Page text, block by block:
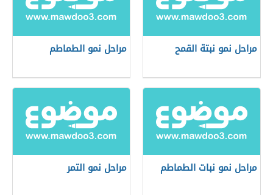
مراحل نمو نبتة القمح مراحل نمو الطماطم
مراحل نمو نبات الطماطم مراحل نمو التمر